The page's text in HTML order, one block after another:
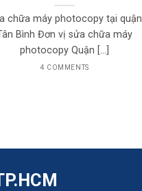
chữa máy photocopy tại quận
Bình Đơn vị sửa chữa máy
photocopy Quận [...]
4 COMMENTS